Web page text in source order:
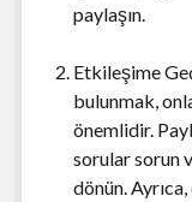
paylaşın.
Etkileşime
bulunmak,
önemlidir.
sorular sorun
dönün.